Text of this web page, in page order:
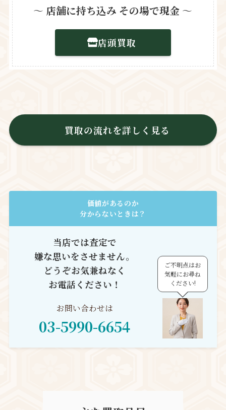
〜 店舗に持ち込み その場で現金 〜
店頭買取
買取の流れを詳しく見る
価値があるのか
分からないときは？
当店では査定で
嫌な思いをさせません。
どうぞお気兼ねなく
お電話ください！
お問い合わせは
03-5990-6654
ご不明点はお
気軽にお尋ね
ください!